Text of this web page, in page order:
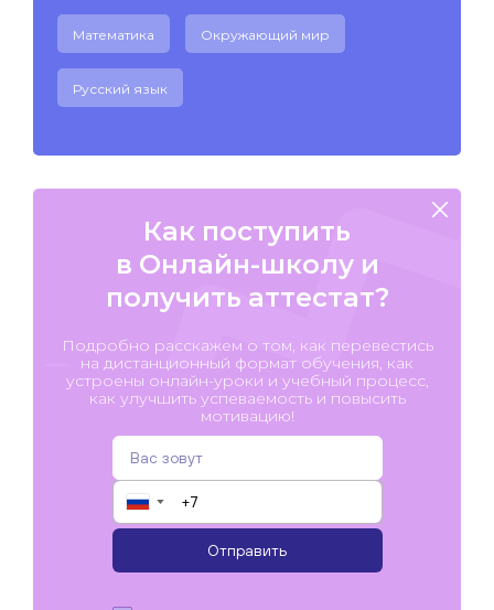
Математика Окружающий мир
Русский язык
Как поступить
в Онлайн-школу и
получить аттестат?
Подробно расскажем о том, как перевестись
на дистанционный формат обучения, как
устроены онлайн-уроки и учебный процесс,
как улучшить успеваемость и повысить
мотивацию!
▼
Отправить